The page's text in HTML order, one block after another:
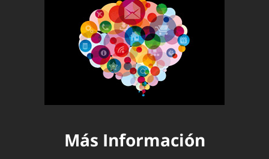
Más Información